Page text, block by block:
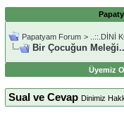
Papatyam Forum > ..::.DİNİ
Bir Çocuğun Meleği..
Üyemiz Ol
Sual ve Cevap Dinimiz